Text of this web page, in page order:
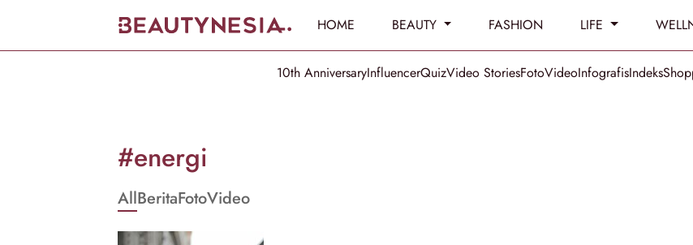
HOME BEAUTY FASHION LIFE
10th AnniversaryInfluencerQuizVideo StoriesFotoVideoInfografisIndeks
[GET_DATA_TITLE]
Beautynesia
#energi
AllBeritaFotoVideo